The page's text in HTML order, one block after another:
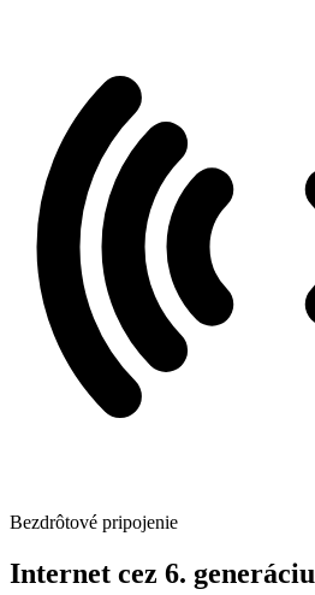
Bezdrôtové pripojenie
Internet cez 6. generáciu